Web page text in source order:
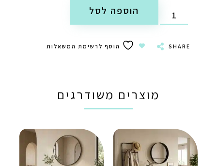
הוספה לסל
SHARE הוסף לרשימת המשאלות
מוצרים משודרגים